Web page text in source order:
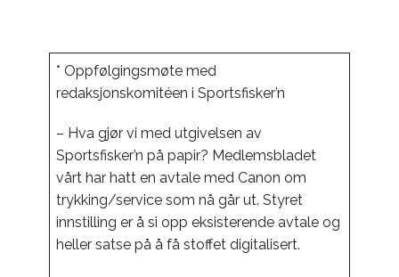
* Oppfølgingsmøte med
redaksjonskomitéen i Sportsfisker’n
– Hva gjør vi med utgivelsen av
Sportsfisker’n på papir? Medlemsbladet
vårt har hatt en avtale med Canon om
trykking/service som nå går ut. Styret
innstilling er å si opp eksisterende avtale og
heller satse på å få stoffet digitalisert.